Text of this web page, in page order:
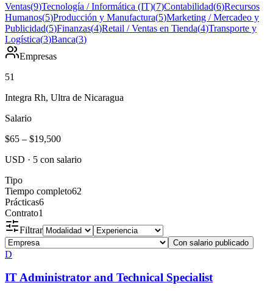
Ventas(9)Tecnología / Informática (IT)(7)Contabilidad(6)Recursos
Humanos(5)Producción y Manufactura(5)Marketing / Mercadeo y
Publicidad(5)Finanzas(4)Retail / Ventas en Tienda(4)Transporte y
Logística(3)Banca(3)
Empresas
51
Integra Rh, Ultra de Nicaragua
Salario
$65 – $19,500
USD · 5 con salario
Tipo
Tiempo completo62
Prácticas6
Contrato1
Filtrar
Con salario publicado
D
IT Administrator and Technical Specialist